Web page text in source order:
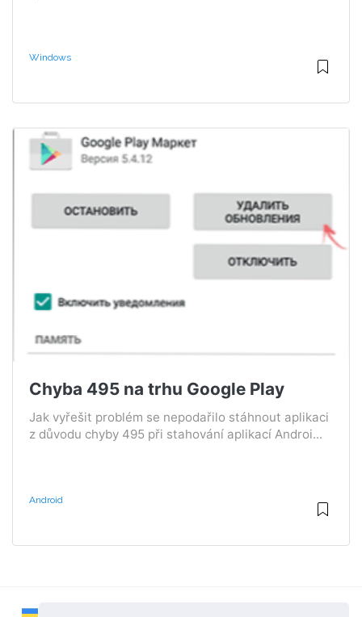
Windows
Chyba 495 na trhu Google Play
Jak vyřešit problém se nepodařilo stáhnout aplikaci
z důvodu chyby 495 při stahování aplikací Androi...
Android